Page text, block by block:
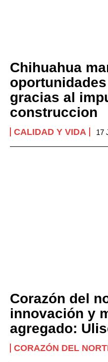
Chihuahua
gracias al
construccion
CALIDAD Y VIDA 17
Corazón del
innovación y
agregado:
CORAZÓN DEL